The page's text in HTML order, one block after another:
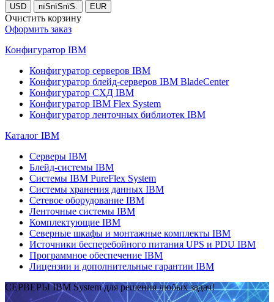
USD пїЅпїЅпїЅ. EUR
Очистить корзину
Оформить заказ
Конфигуратор IBM
Конфигуратор серверов IBM
Конфигуратор блейд-серверов IBM BladeCenter
Конфигуратор СХД IBM
Конфигуратор IBM Flex System
Конфигуратор ленточных библиотек IBM
Каталог IBM
Серверы IBM
Блейд-системы IBM
Системы IBM PureFlex System
Системы хранения данных IBM
Сетевое оборудование IBM
Ленточные системы IBM
Комплектующие IBM
Северные шкафы и монтажные комплекты IBM
Источники бесперебойного питания UPS и PDU IBM
Программное обеспечение IBM
Лицензии и дополнительные гарантии IBM
СЕРВЕРЫ IBM System для решения любых задач!